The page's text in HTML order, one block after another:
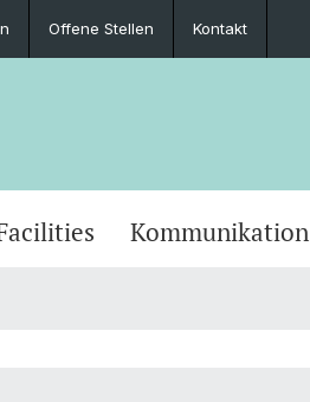
Offene Stellen Kontakt
Kommunikation